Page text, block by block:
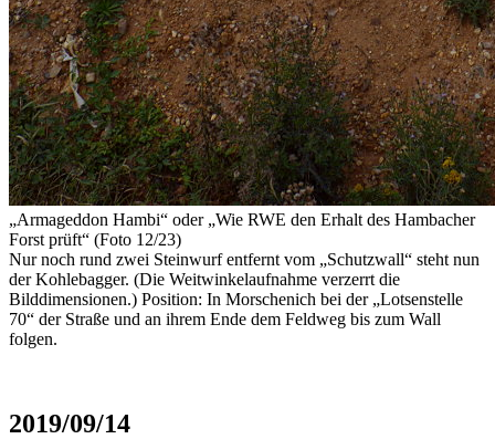
„Armageddon Hambi“ oder„Wie RWE den Erhalt des Hambacher
Forst prüft“ (Foto 12/23)
Nur noch rund zwei Steinwurf entfernt vom „Schutzwall“ steht nun
der Kohlebagger. (Die Weitwinkelaufnahme verzerrt die
Bilddimensionen.) Position: In Morschenich bei der „Lotsenstelle
70“ der Straße und an ihrem Ende dem Feldweg bis zum Wall
folgen.
2019/09/14